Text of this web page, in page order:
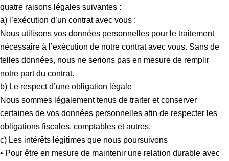
quatre raisons légales suivantes :
a) l’exécution d’un contrat avec vous :
Nous utilisons vos données personnelles pour le traitement
nécessaire à l’exécution de notre contrat avec vous. Sans de
telles données, nous ne serions pas en mesure de remplir
notre part du contrat.
b) Le respect d’une obligation légale
Nous sommes légalement tenus de traiter et conserver
certaines de vos données personnelles afin de respecter les
obligations fiscales, comptables et autres.
c) Les intérêts légitimes que nous poursuivons
• Pour être en mesure de maintenir une relation durable avec